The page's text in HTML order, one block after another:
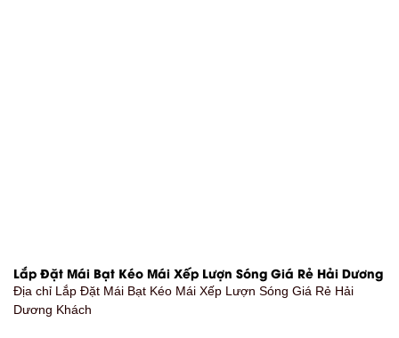
Lắp Đặt Mái Bạt Kéo Mái Xếp Lượn Sóng Giá Rẻ Hải Dương
Địa chỉ Lắp Đặt Mái Bạt Kéo Mái Xếp Lượn Sóng Giá Rẻ Hải
Dương Khách